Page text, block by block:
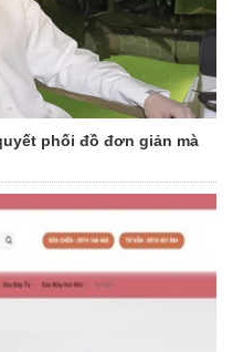
phối đồ đơn giản mà